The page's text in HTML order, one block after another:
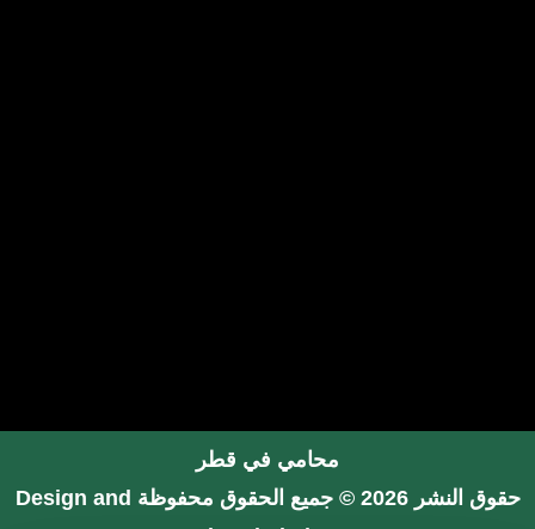
محامي في قطر
حقوق النشر 2026 © جميع الحقوق محفوظة
Design and